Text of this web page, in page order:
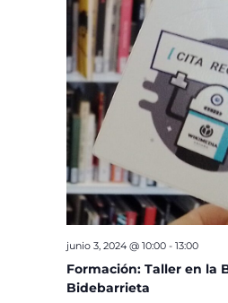
Formación: Taller en la
Bidebarrieta
junio 3, 2024 @ 10:00- 13:00